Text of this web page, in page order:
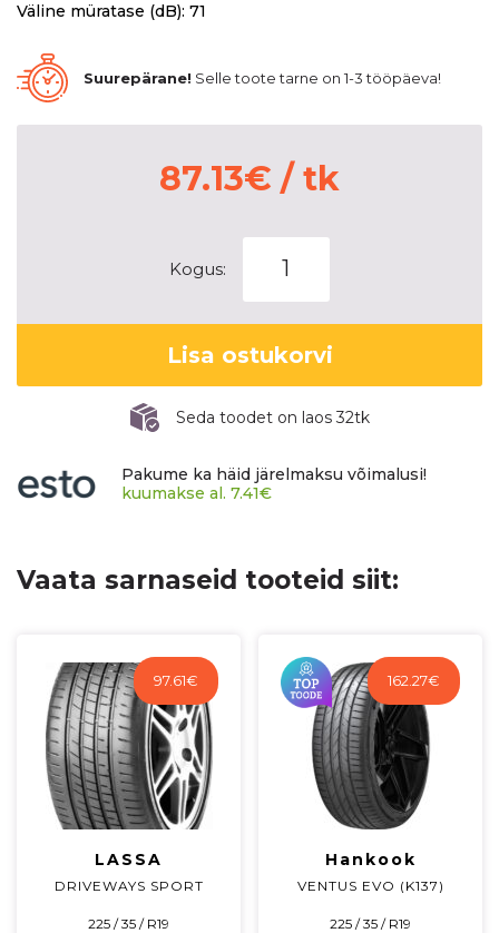
Väline müratase (dB): 71
Suurepärane! Selle toote tarne on 1-3 tööpäeva!
87.13€ / tk
Kogus:
DRIVEWAYS
SPORT+
kogus
Lisa ostukorvi
Seda toodet on laos 32tk
Pakume ka häid järelmaksu võimalusi!
kuumakse al. 7.41€
Vaata sarnaseid tooteid siit:
97.61€
LASSA
DRIVEWAYS SPORT
225 / 35 / R19
162.27€
Hankook
VENTUS EVO (K137)
225 / 35 / R19